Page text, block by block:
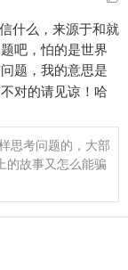
什么，来源于和就
吧，怕的是世界
题，我的意思是
对的请见谅！哈
思考问题的，大部
的故事又怎么能骗